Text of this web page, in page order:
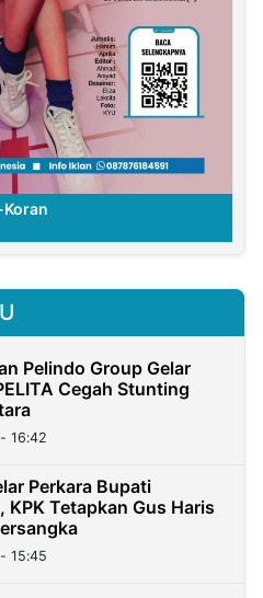
Koran
Pelindo Group Gelar
Cegah Stunting
16:42
Perkara Bupati
KPK Tetapkan Gus Haris
15:45